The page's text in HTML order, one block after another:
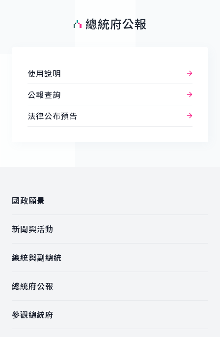
總統府公報
使用說明
公報查詢
法律公布預告
國政願景
新聞與活動
總統與副總統
總統府公報
參觀總統府